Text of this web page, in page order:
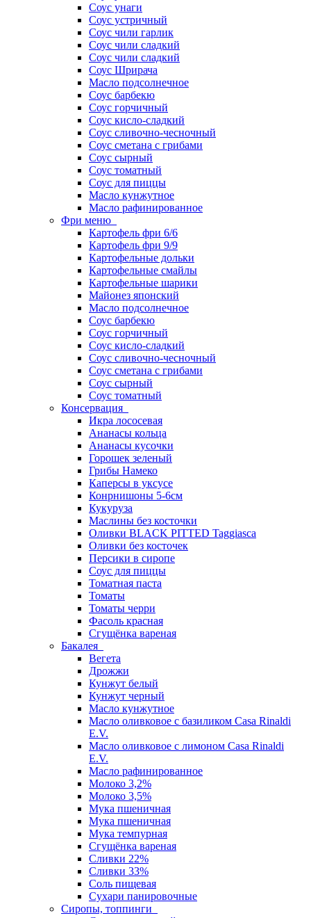
Соус унаги
Соус устричный
Соус чили гарлик
Соус чили сладкий
Соус чили сладкий
Соус Шрирача
Масло подсолнечное
Соус барбекю
Соус горчичный
Соус кисло-сладкий
Соус сливочно-чесночный
Соус сметана с грибами
Соус сырный
Соус томатный
Соус для пиццы
Масло кунжутное
Масло рафинированное
Фри меню
Картофель фри 6/6
Картофель фри 9/9
Картофельные дольки
Картофельные смайлы
Картофельные шарики
Майонез японский
Масло подсолнечное
Соус барбекю
Соус горчичный
Соус кисло-сладкий
Соус сливочно-чесночный
Соус сметана с грибами
Соус сырный
Соус томатный
Консервация
Икра лососевая
Ананасы кольца
Ананасы кусочки
Горошек зеленый
Грибы Намеко
Каперсы в уксусе
Конрнишоны 5-6см
Кукуруза
Маслины без косточки
Оливки BLACK PITTED Taggiasca
Оливки без косточек
Персики в сиропе
Соус для пиццы
Томатная паста
Томаты
Томаты черри
Фасоль красная
Сгущёнка вареная
Бакалея
Вегета
Дрожжи
Кунжут белый
Кунжут черный
Масло кунжутное
Масло оливковое с базиликом Casa Rinaldi
E.V.
Масло оливковое с лимоном Casa Rinaldi
E.V.
Масло рафинированное
Молоко 3,2%
Молоко 3,5%
Мука пшеничная
Мука пшеничная
Мука темпурная
Сгущёнка вареная
Сливки 22%
Сливки 33%
Соль пищевая
Сухари панировочные
Сиропы, топпинги